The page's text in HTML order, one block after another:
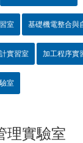
室 基礎機電整合與
實習室 加工程序實
室
理實驗室